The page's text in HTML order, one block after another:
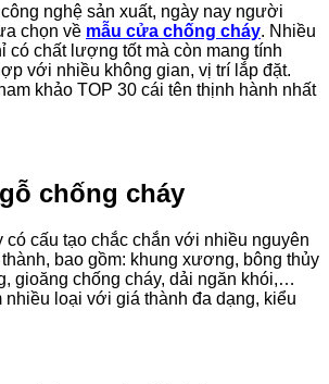
nghệ sản xuất, ngày nay người
chọn về mẫu cửa chống cháy. Nhiều
có chất lượng tốt mà còn mang tính
với nhiều không gian, vị trí lắp đặt.
khảo TOP 30 cái tên thịnh hành nhất
chống cháy
có cấu tạo chắc chắn với nhiều nguyên
thành, bao gồm: khung xương, bông thủy
gioăng chống cháy, dải ngăn khói,…
nhiều loại với giá thành đa dạng, kiểu